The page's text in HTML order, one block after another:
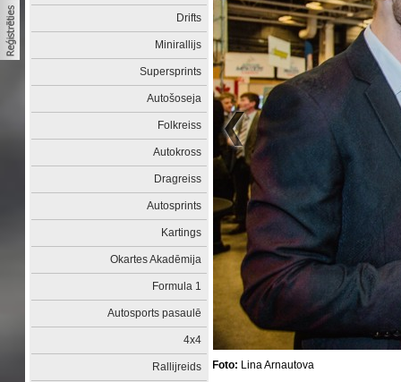
Drifts
Minirallijs
Supersprints
Autošoseja
Folkreiss
Autokross
Dragreiss
Autosprints
Kartings
Okartes Akadēmija
Formula 1
Autosports pasaulē
4x4
Rallijreids Foto: Lina Arnautova